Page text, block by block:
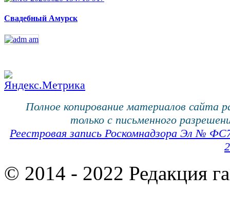
Свадебный Амурск
Полное копирование материалов сайта
только с письменного
Реестровая запись Роскомнадзора Эл №
© 2014 - 2022 Редакция